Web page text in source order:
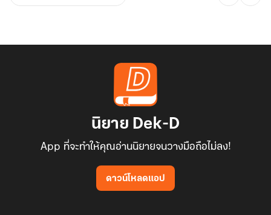
นิยาย Dek-D
App ที่จะทำให้คุณอ่านนิยายจนวางมือถือไม่ลง!
ดาวน์โหลดแอป